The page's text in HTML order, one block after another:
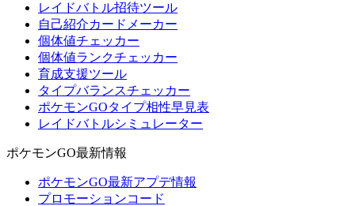
レイドバトル招待ツール
自己紹介カードメーカー
個体値チェッカー
個体値ランクチェッカー
育成支援ツール
タイプバランスチェッカー
ポケモンGOタイプ相性早見表
レイドバトルシミュレーター
ポケモンGO最新情報
ポケモンGO最新アプデ情報
プロモーションコード